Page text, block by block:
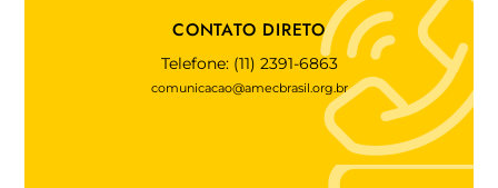
CONTATO DIRETO
Telefone: (11) 2391-6863
comunicacao@amecbrasil.org.br